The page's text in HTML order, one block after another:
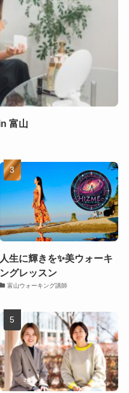
富山
人生に輝きを✨美ウォーキ
ングレッスン
富山ウォーキング講師